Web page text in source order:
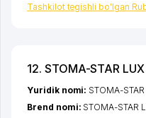
Tashkilot tegishli bo'lgan
12. STOMA-STAR
Yuridik nomi: STOMA-
Brend nomi: STOMA-STAR